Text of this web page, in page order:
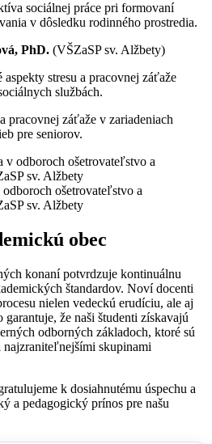
sociálnej práce pri formovaní
v dôsledku rodinného prostredia.
PhD. (VŠZaSP sv. Alžbety)
aspekty stresu a pracovnej záťaže
službách.
pracovnej záťaže v zariadeniach
pre seniorov.
ošetrovateľstvo a
sv. Alžbety
obec
konaní potvrdzuje kontinuálnu
štandardov. Noví docenti
nielen vedeckú erudíciu, ale aj
že naši študenti získavajú
odborných základoch, ktoré sú
skupinami
k dosiahnutému úspechu a
a pedagogický prínos pre našu